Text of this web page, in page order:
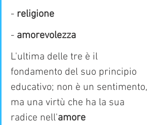
- religione
- amorevolezza
L'ultima delle tre è il
fondamento del suo principio
educativo; non è un sentimento,
ma una virtù che ha la sua
radice nell'amore